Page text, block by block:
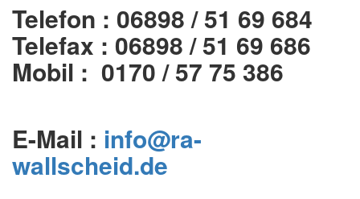
Telefon : 06898 / 51 69 684
Telefax : 06898 / 51 69 686
Mobil : 0170 / 57 75 386
E-Mail : info@ra-
wallscheid.de